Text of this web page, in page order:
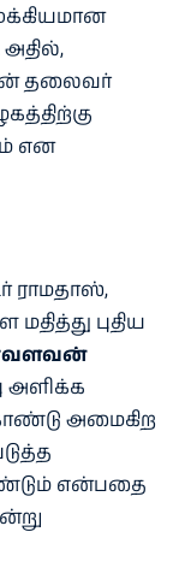
தலைவர்
என
ராமதாஸ்,
புதிய
அளிக்க
அமைகிற
என்பதை